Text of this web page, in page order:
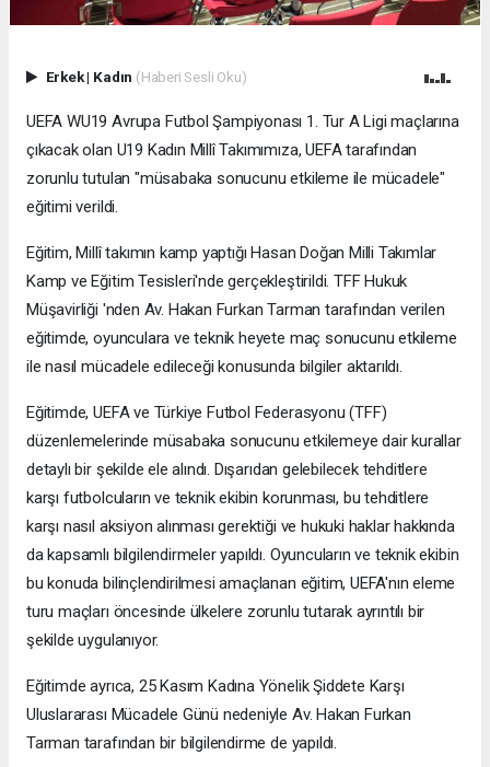
Erkek| Kadın (Haberi Sesli Oku)
UEFA WU19 Avrupa Futbol Şampiyonası 1. Tur A Ligi maçlarına
çıkacak olan U19 Kadın Millî Takımımıza, UEFA tarafından
zorunlu tutulan "müsabaka sonucunu etkileme ile mücadele"
eğitimi verildi.
Eğitim, Millî takımın kamp yaptığı Hasan Doğan Milli Takımlar
Kamp ve Eğitim Tesisleri'nde gerçekleştirildi. TFF Hukuk
Müşavirliği 'nden Av. Hakan Furkan Tarman tarafından verilen
eğitimde, oyunculara ve teknik heyete maç sonucunu etkileme
ile nasıl mücadele edileceği konusunda bilgiler aktarıldı.
Eğitimde, UEFA ve Türkiye Futbol Federasyonu (TFF)
düzenlemelerinde müsabaka sonucunu etkilemeye dair kurallar
detaylı bir şekilde ele alındı. Dışarıdan gelebilecek tehditlere
karşı futbolcuların ve teknik ekibin korunması, bu tehditlere
karşı nasıl aksiyon alınması gerektiği ve hukuki haklar hakkında
da kapsamlı bilgilendirmeler yapıldı. Oyuncuların ve teknik ekibin
bu konuda bilinçlendirilmesi amaçlanan eğitim, UEFA'nın eleme
turu maçları öncesinde ülkelere zorunlu tutarak ayrıntılı bir
şekilde uygulanıyor.
Eğitimde ayrıca, 25 Kasım Kadına Yönelik Şiddete Karşı
Uluslararası Mücadele Günü nedeniyle Av. Hakan Furkan
Tarman tarafından bir bilgilendirme de yapıldı.